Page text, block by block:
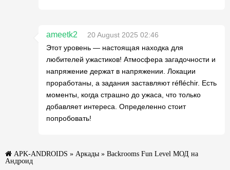
ameetk2
20 August 2025 02:46
Этот уровень — настоящая находка для
любителей ужастиков! Атмосфера загадочности и
напряжение держат в напряжении. Локации
проработаны, а задания заставляют réfléchir. Есть
моменты, когда страшно до ужаса, что только
добавляет интереса. Определенно стоит
попробовать!
APK-ANDROIDS » Аркады » Backrooms Fun Level МОД на
Андроид